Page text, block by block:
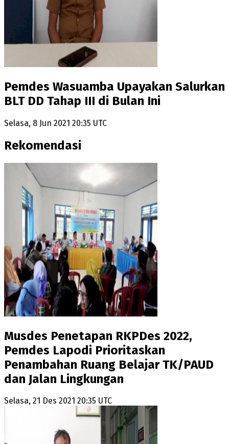
Pemdes Wasuamba Upayakan Salurkan
BLT DD Tahap III di Bulan Ini
Selasa, 8 Jun 2021 20:35 UTC
Rekomendasi
Musdes Penetapan RKPDes 2022,
Pemdes Lapodi Prioritaskan
Penambahan Ruang Belajar TK/PAUD
dan Jalan Lingkungan
Selasa, 21 Des 2021 20:35 UTC